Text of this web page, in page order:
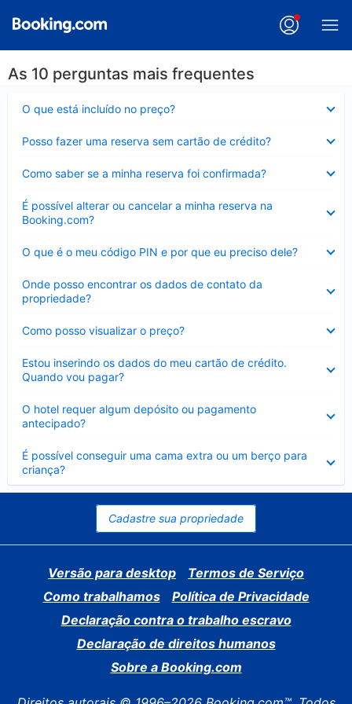
As 10 perguntas mais frequentes
O que está incluído no preço?
Posso fazer uma reserva sem cartão de crédito?
Como saber se a minha reserva foi confirmada?
É possível alterar ou cancelar a minha reserva na
Booking.com?
Contraído
O que é o meu código PIN e por que eu preciso dele?
Onde posso encontrar os dados de contato da
propriedade?
Como posso visualizar o preço?
Estou inserindo os dados do meu cartão de crédito.
Quando vou pagar?
O hotel requer algum depósito ou pagamento
antecipado?
É possível conseguir uma cama extra ou um berço para
criança?
Contraído
Cadastre sua propriedade
Versão para desktop
Termos de Serviço
Como trabalhamos
Política de Privacidade
Declaração contra o trabalho escravo
Declaração de direitos humanos
Sobre a Booking.com